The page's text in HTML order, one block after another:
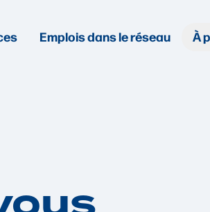
Emplois dans le réseau À